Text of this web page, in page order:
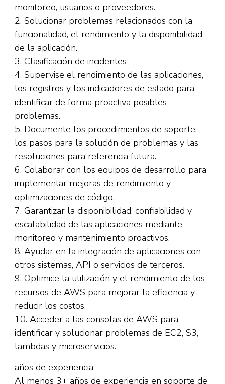
monitoreo, usuarios o proveedores.
2. Solucionar problemas relacionados con la
funcionalidad, el rendimiento y la disponibilidad
de la aplicación.
3. Clasificación de incidentes
4. Supervise el rendimiento de las aplicaciones,
los registros y los indicadores de estado para
identificar de forma proactiva posibles
problemas.
5. Documente los procedimientos de soporte,
los pasos para la solución de problemas y las
resoluciones para referencia futura.
6. Colaborar con los equipos de desarrollo para
implementar mejoras de rendimiento y
optimizaciones de código.
7. Garantizar la disponibilidad, confiabilidad y
escalabilidad de las aplicaciones mediante
monitoreo y mantenimiento proactivos.
8. Ayudar en la integración de aplicaciones con
otros sistemas, API o servicios de terceros.
9. Optimice la utilización y el rendimiento de los
recursos de AWS para mejorar la eficiencia y
reducir los costos.
10. Acceder a las consolas de AWS para
identificar y solucionar problemas de EC2, S3,
lambdas y microservicios.
años de experiencia
Al menos 3+ años de experiencia en soporte de